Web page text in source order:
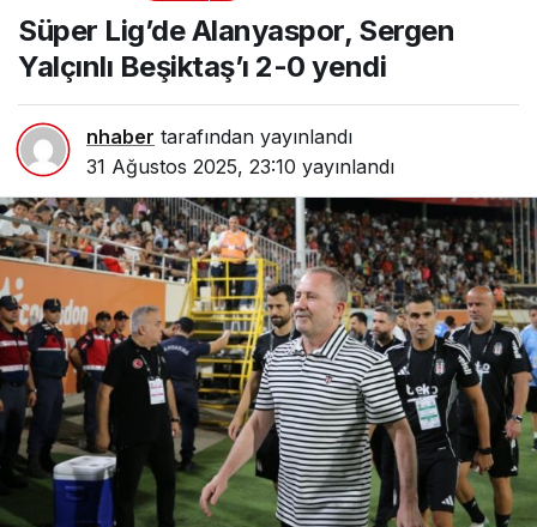
yendi
Süper Lig’de Alanyaspor, Sergen
Yalçınlı Beşiktaş’ı 2-0 yendi
nhaber tarafından yayınlandı
31 Ağustos 2025, 23:10 yayınlandı